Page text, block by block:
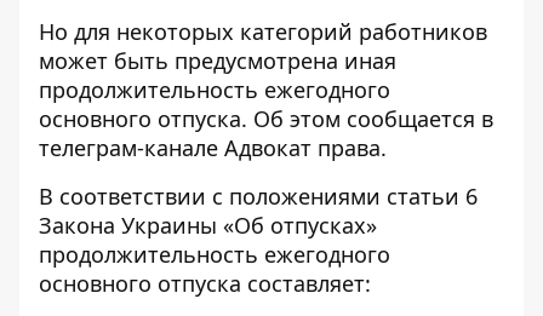
Но для некоторых категорий работников
может быть предусмотрена иная
продолжительность ежегодного
основного отпуска. Об этом сообщается в
телеграм-канале Адвокат права.
В соответствии с положениями статьи 6
Закона Украины «Об отпусках»
продолжительность ежегодного
основного отпуска составляет: